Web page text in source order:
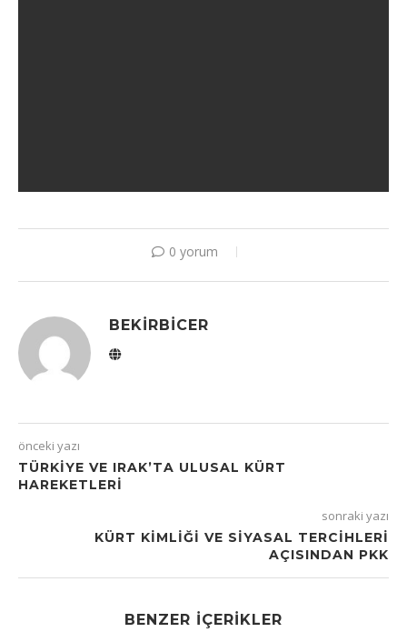
0 yorum
BEKIRBICER
önceki yazı
TÜRKIYE VE IRAK’TA ULUSAL KÜRT
HAREKETLERI
sonraki yazı
KÜRT KIMLIĞI VE SIYASAL TERCIHLERI
AÇISINDAN PKK
BENZER İÇERIKLER